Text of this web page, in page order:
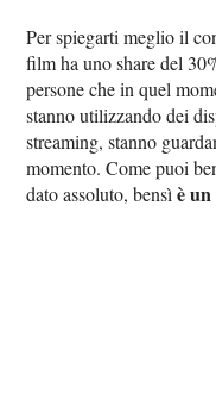
Per spiegarti meglio il
film ha uno share del
persone che in quel
stanno utilizzando dei
streaming, stanno
momento. Come puoi
dato assoluto, bensìè